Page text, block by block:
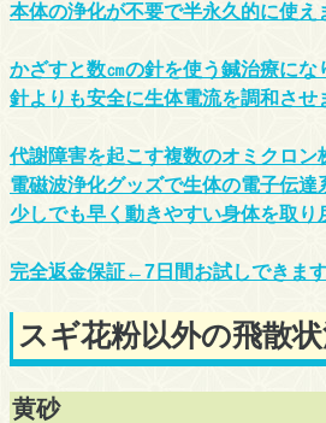
本体の浄化が不要で半永久的に使え
かざすと数㎝の針を使う鍼治療にな
針よりも安全に生体電流を調和させ
代謝障害を起こす複数のオミクロン
電磁波浄化グッズで生体の電子伝達
少しでも早く動きやすい身体を取り
完全返金保証←7日間お試しできます
スギ花粉以外の飛散
黄砂